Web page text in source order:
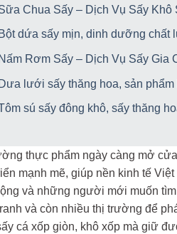
Chua Sấy – Dịch Vụ Sấy
Bột dứa sấy mịn, dinh dưỡng chất
Nấm Rơm Sấy – Dịch Vụ Sấy
Dưa lưới sấy thăng hoa, sản
sú sấy đông khô, sấy thăng
thực phẩm ngày càng mở
mạnh mẽ, giúp nền kinh tế
và những người mới muốn
và còn nhiều thị trường để
cá xốp giòn, khô xốp mà giữ